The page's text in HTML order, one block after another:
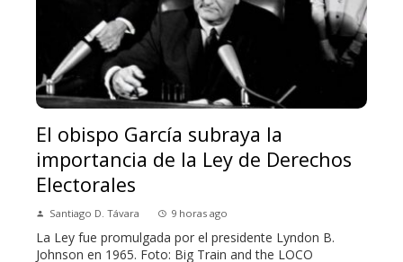
El obispo García subraya la
importancia de la Ley de Derechos
Electorales
Santiago D. Távara 9 horas ago
La Ley fue promulgada por el presidente Lyndon B.
Johnson en 1965. Foto: Big Train and the LOCO